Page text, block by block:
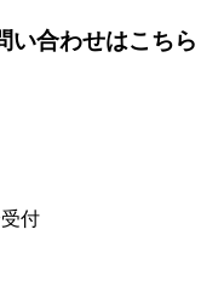
い合わせはこちら
付